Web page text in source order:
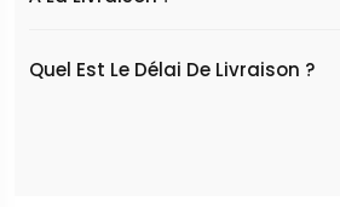
Quel Est Le Délai De Livraison ?